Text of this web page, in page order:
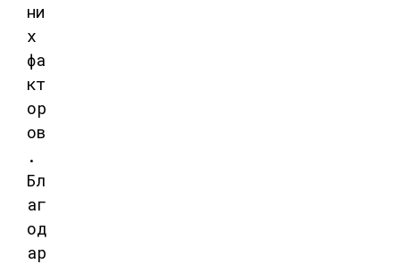
ни
х
фа
кт
ор
ов
.
Бл
аг
од
ар